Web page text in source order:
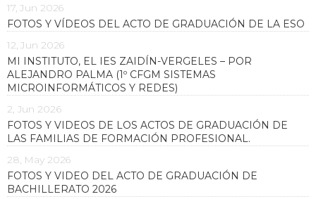
17, Jun 2026
FOTOS Y VÍDEOS DEL ACTO DE GRADUACIÓN DE LA ESO
12, Jun 2026
MI INSTITUTO, EL IES ZAIDÍN-VERGELES – POR
ALEJANDRO PALMA (1º CFGM SISTEMAS
MICROINFORMÁTICOS Y REDES)
2, Jun 2026
FOTOS Y VIDEOS DE LOS ACTOS DE GRADUACIÓN DE
LAS FAMILIAS DE FORMACIÓN PROFESIONAL.
28, May 2026
FOTOS Y VIDEO DEL ACTO DE GRADUACIÓN DE
BACHILLERATO 2026